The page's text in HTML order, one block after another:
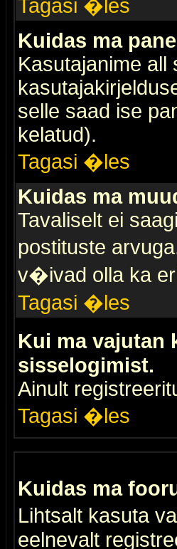
Tagasi �les
Kuidas ma
Kasutajanime all
selle saad ise
kelatud).
Tagasi �les
Kuidas ma
Tavaliselt ei
postituste
v�ivad olla ka
Tagasi �les
Kui ma vajutan
sisselogimist.
Ainult
Tagasi �les
Kuidas ma
Lihtsalt kasuta
eelnevalt